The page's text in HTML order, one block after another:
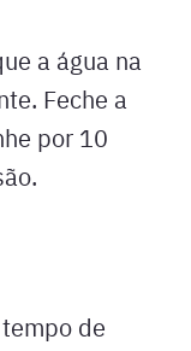
a água na
Feche a
por 10
de